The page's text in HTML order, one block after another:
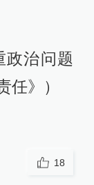
政治问题
任》）
18